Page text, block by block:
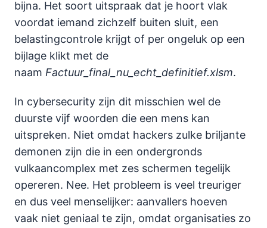
bijna. Het soort uitspraak dat je hoort vlak
voordat iemand zichzelf buiten sluit, een
belastingcontrole krijgt of per ongeluk op een
bijlage klikt met de
naam Factuur_final_nu_echt_definitief.xlsm.
In cybersecurity zijn dit misschien wel de
duurste vijf woorden die een mens kan
uitspreken. Niet omdat hackers zulke briljante
demonen zijn die in een ondergronds
vulkaancomplex met zes schermen tegelijk
opereren. Nee. Het probleem is veel treuriger
en dus veel menselijker: aanvallers hoeven
vaak niet geniaal te zijn, omdat organisaties zo